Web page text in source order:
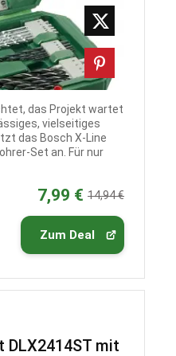
das Projekt wartet
vielseitiges
das Bosch X-Line
Set an. Für nur
7,99 € 14,94 €
Zum Deal
DLX2414ST mit